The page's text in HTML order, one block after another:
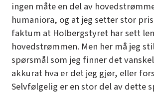
ingen måte en del av
humaniora, og at jeg setter stor
faktum at Holbergstyret har sett
hovedstrømmen. Men her må jeg
spørsmål som jeg finner det
akkurat hva er det jeg gjør, eller
Selvfølgelig er en stor del av dette